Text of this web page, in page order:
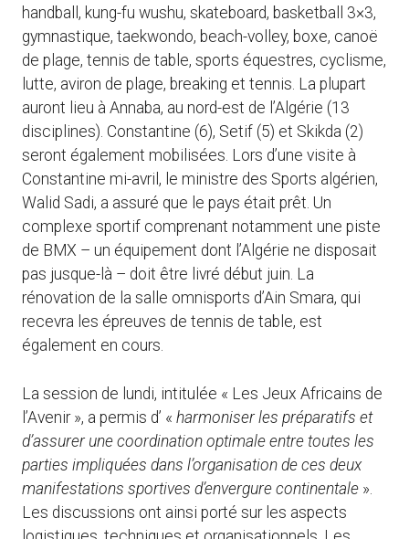
handball, kung-fu wushu, skateboard, basketball 3×3,
gymnastique, taekwondo, beach-volley, boxe, canoë
de plage, tennis de table, sports équestres, cyclisme,
lutte, aviron de plage, breaking et tennis. La plupart
auront lieu à Annaba, au nord-est de l’Algérie (13
disciplines). Constantine (6), Setif (5) et Skikda (2)
seront également mobilisées. Lors d’une visite à
Constantine mi-avril, le ministre des Sports algérien,
Walid Sadi, a assuré que le pays était prêt. Un
complexe sportif comprenant notamment une piste
de BMX – un équipement dont l’Algérie ne disposait
pas jusque-là – doit être livré début juin. La
rénovation de la salle omnisports d’Ain Smara, qui
recevra les épreuves de tennis de table, est
également en cours.
La session de lundi, intitulée « Les Jeux Africains de
l’Avenir », a permis d’ « harmoniser les préparatifs et
d’assurer une coordination optimale entre toutes les
parties impliquées dans l’organisation de ces deux
manifestations sportives d’envergure continentale ».
Les discussions ont ainsi porté sur les aspects